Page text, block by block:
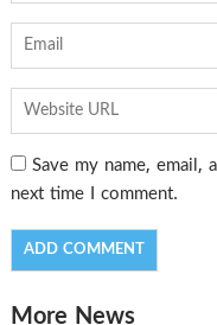
Save my name,
next time I comment.
More News